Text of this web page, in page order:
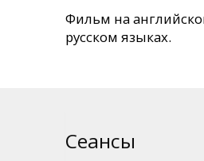
Фильм на
русском языках.
Сеансы